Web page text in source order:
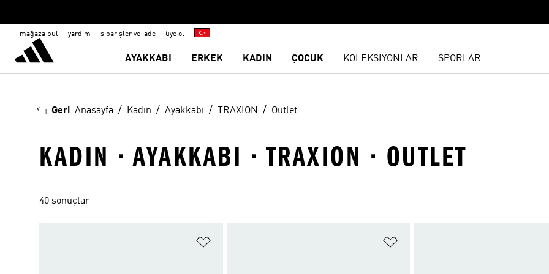
mağaza bul yardım siparişler ve iade üye ol
AYAKKABI ERKEK KADIN ÇOCUK KOLEKSİYONLAR SPORLAR
Geri Anasayfa Kadın Ayakkabı TRAXION Outlet
KADIN · AYAKKABI · TRAXION · OUTLET
40 sonuçlar